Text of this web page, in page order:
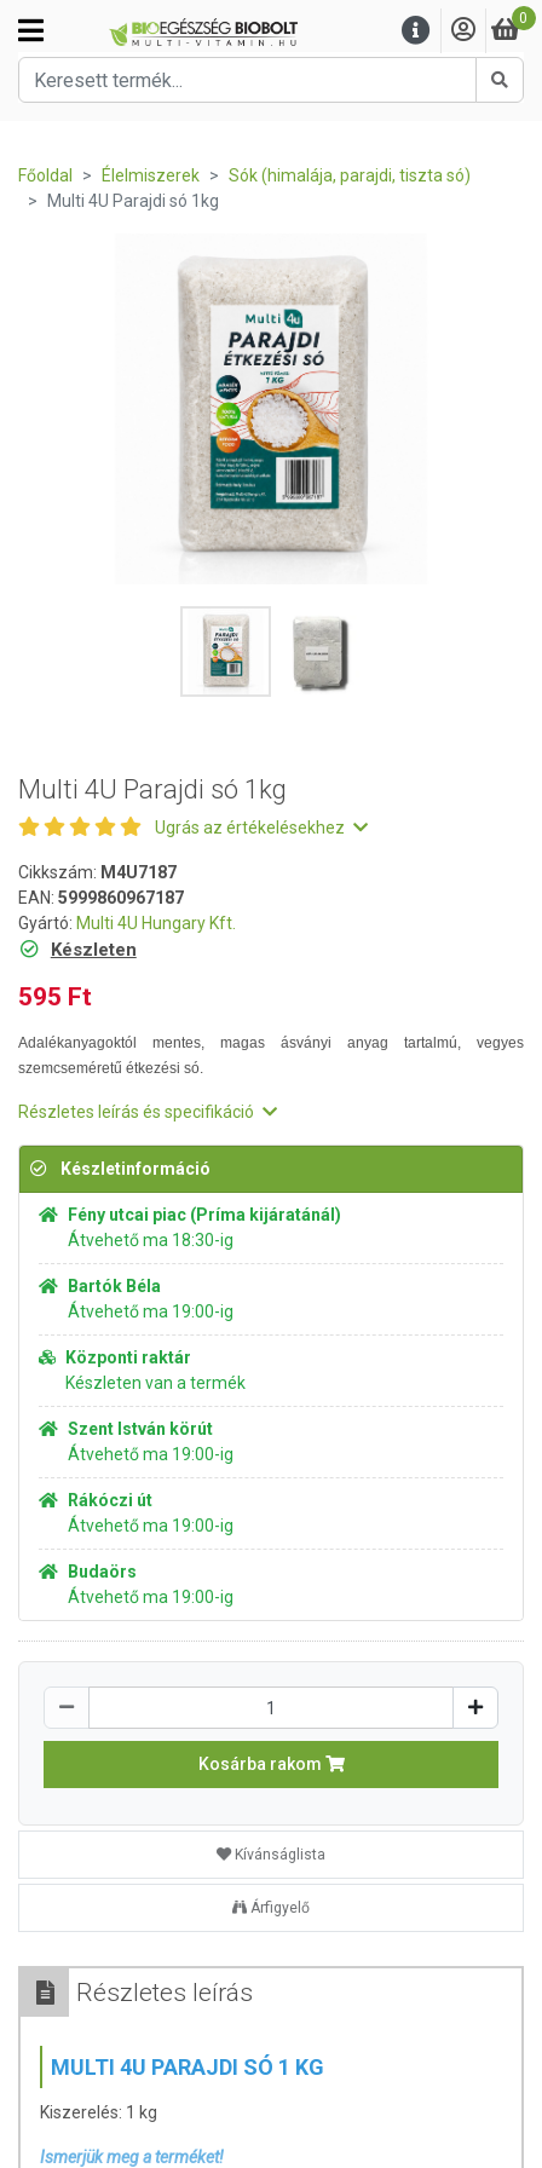
0
Főoldal Élelmiszerek
Sók (himalája, parajdi, tiszta só)
Multi 4U Parajdi só 1kg
Multi 4U Parajdi só 1kg
Ugrás az értékelésekhez
Cikkszám: M4U7187
EAN: 5999860967187
Gyártó: Multi 4U Hungary Kft.
Készleten
595 Ft
Adalékanyagoktól mentes, magas ásványi anyag tartalmú, vegyes
szemcseméretű étkezési só.
Részletes leírás és specifikáció
Készletinformáció
Fény utcai piac (Príma kijáratánál)
Átvehető ma 18:30-ig
Bartók Béla
Átvehető ma 19:00-ig
Központi raktár
Készleten van a termék
Szent István körút
Átvehető ma 19:00-ig
Rákóczi út
Átvehető ma 19:00-ig
Budaörs
Átvehető ma 19:00-ig
Kosárba rakom
Kívánságlista
Árfigyelő
Részletes leírás
MULTI 4U PARAJDI SÓ 1 KG
Kiszerelés: 1 kg
Ismerjük meg a terméket!